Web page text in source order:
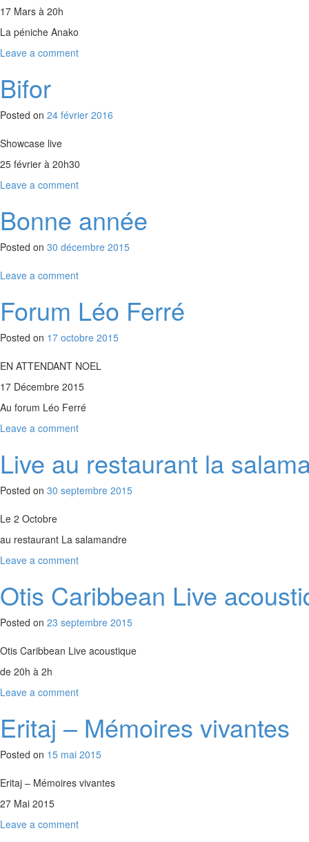
17 Mars à 20h
La péniche Anako
Leave a comment
Bifor
Posted on 24 février 2016
Showcase live
25 février à 20h30
Leave a comment
Bonne année
Posted on 30 décembre 2015
Leave a comment
Forum Léo Ferré
Posted on 17 octobre 2015
EN ATTENDANT NOEL
17 Décembre 2015
Au forum Léo Ferré
Leave a comment
Live au restaurant la
Posted on 30 septembre 2015
Le 2 Octobre
au restaurant La salamandre
Leave a comment
Otis Caribbean Live
Posted on 23 septembre 2015
Otis Caribbean Live acoustique
de 20h à 2h
Leave a comment
Eritaj – Mémoires vivantes
Posted on 15 mai 2015
Eritaj – Mémoires vivantes
27 Mai 2015
Leave a comment